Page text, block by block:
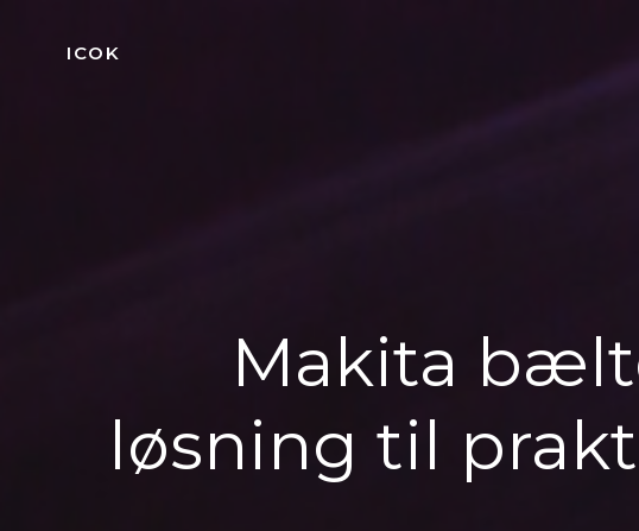
ICOK
Makita
løsning til